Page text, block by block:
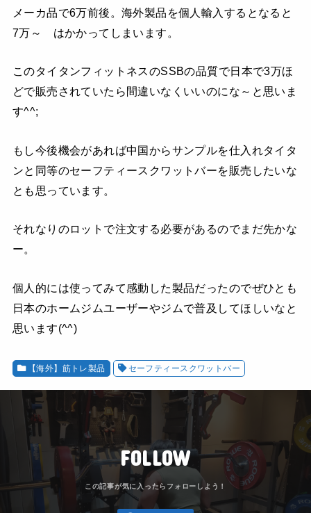
メーカ品で6万前後。海外製品を個人輸入するとなると
7万～ はかかってしまいます。
このタイタンフィットネスのSSBの品質で日本で3万ほ
どで販売されていたら間違いなくいいのにな～と思いま
す^^;
もし今後機会があれば中国からサンプルを仕入れタイタ
ンと同等のセーフティースクワットバーを販売したいな
とも思っています。
それなりのロットで注文する必要があるのでまだ先かな
ー。
個人的には使ってみて感動した製品だったのでぜひとも
日本のホームジムユーザーやジムで普及してほしいなと
思います(^^)
【海外】筋トレ製品 セーフティースクワットバー
FOLLOW